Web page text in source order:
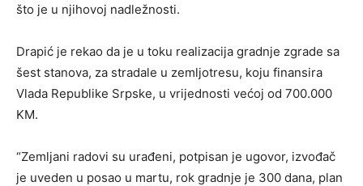
što je u njihovoj nadležnosti.
Drapić je rekao da je u toku realizacija gradnje zgrade sa
šest stanova, za stradale u zemljotresu, koju finansira
Vlada Republike Srpske, u vrijednosti većoj od 700.000
KM.
“Zemljani radovi su urađeni, potpisan je ugovor, izvođač
je uveden u posao u martu, rok gradnje je 300 dana, plan